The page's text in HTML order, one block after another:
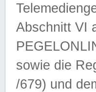
Abschnitt VI
sowie die
/679) und